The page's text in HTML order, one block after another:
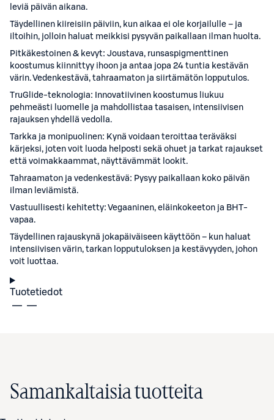
leviä päivän aikana.
Täydellinen kiireisiin päiviin, kun aikaa ei ole korjailulle – ja
iltoihin, jolloin haluat meikkisi pysyvän paikallaan ilman huolta.
Pitkäkestoinen & kevyt: Joustava, runsaspigmenttinen
koostumus kiinnittyy ihoon ja antaa jopa 24 tuntia kestävän
värin. Vedenkestävä, tahraamaton ja siirtämätön lopputulos.
TruGlide-teknologia: Innovatiivinen koostumus liukuu
pehmeästi luomelle ja mahdollistaa tasaisen, intensiivisen
rajauksen yhdellä vedolla.
Tarkka ja monipuolinen: Kynä voidaan teroittaa teräväksi
kärjeksi, joten voit luoda helposti sekä ohuet ja tarkat rajaukset
että voimakkaammat, näyttävämmät lookit.
Tahraamaton ja vedenkestävä: Pysyy paikallaan koko päivän
ilman leviämistä.
Vastuullisesti kehitetty: Vegaaninen, eläinkokeeton ja BHT-
vapaa.
Täydellinen rajauskynä jokapäiväiseen käyttöön – kun haluat
intensiivisen värin, tarkan lopputuloksen ja kestävyyden, johon
voit luottaa.
Tuotetiedot
Samankaltaisia tuotteita